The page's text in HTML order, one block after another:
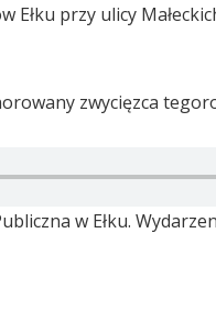
Ełku przy ulicy
zwycięzca
w Ełku.